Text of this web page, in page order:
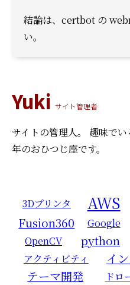
結論は、certbot の
い。
Yuki サイト管理者
サイトの管理人。 趣味でい
年のおひつじ座です。
3Dプリンタ AWS
Fusion360 Google
OpenCV
python
アクティビティ
イ
テーマ開発
ドロ